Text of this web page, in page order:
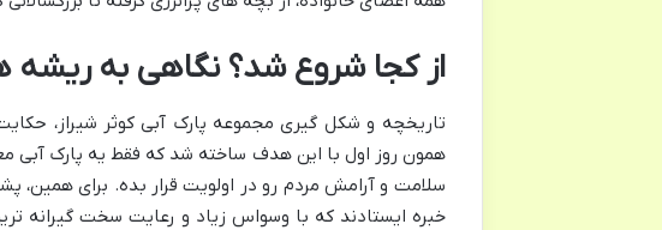
از کجا شروع شد؟ نگاهی به ریشه
تاریخچه و شکل گیری مجموعه پارک آبی کوثر شیراز،
همون روز اول با این هدف ساخته شد که فقط یه پارک آبی
سلامت و آرامش مردم رو در اولویت قرار بده. برای همین،
خبره ایستادند که با وسواس زیاد و رعایت سخت گیرانه